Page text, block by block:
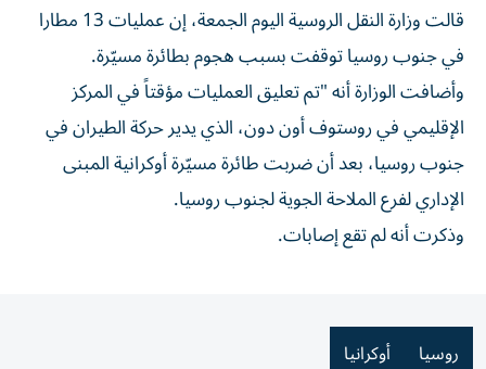
قالت وزارة ​النقل ⁠الروسية اليوم الجمعة، ‌إن عمليات ‌13 مطارا
في ‌جنوب روسيا ⁠توقفت بسبب هجوم بطائرة مسيّرة.
وأضافت الوزارة أنه "تم تعليق العمليات مؤقتاً ​في المركز
الإقليمي ‌في روستوف أون دون، ⁠الذي يدير حركة الطيران في ​
جنوب روسيا، ‌بعد ‌أن ضربت طائرة مسيّرة أوكرانية ‌المبنى
‌الإداري ⁠لفرع الملاحة الجوية ‌لجنوب روسيا.
وذكرت أنه ⁠لم ​تقع إصابات.
روسيا أوكرانيا